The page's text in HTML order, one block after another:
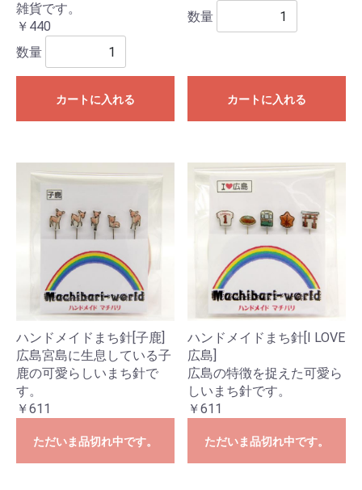
雑貨です。
￥440
数量
カートに入れる
数量
カートに入れる
ハンドメイドまち針[子鹿]
広島宮島に生息している子
鹿の可愛らしいまち針で
す。
￥611
ただいま品切れ中です。
ハンドメイドまち針[I LOVE
広島]
広島の特徴を捉えた可愛ら
しいまち針です。
￥611
ただいま品切れ中です。